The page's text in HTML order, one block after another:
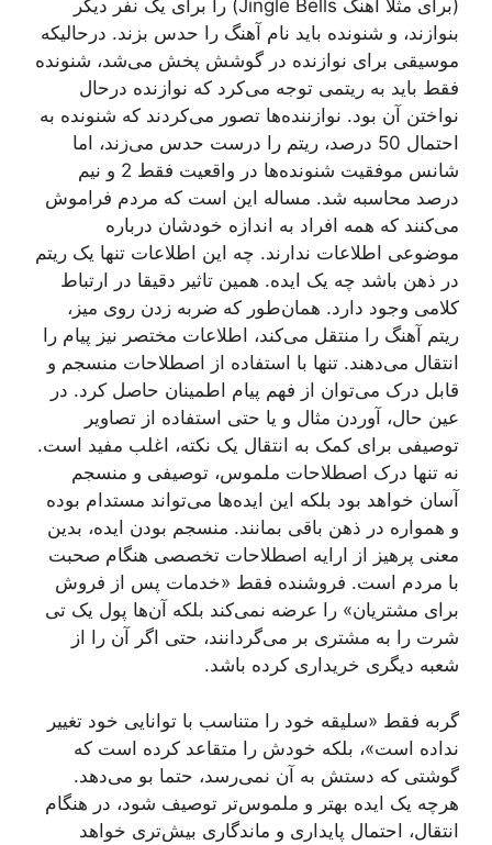
(برای مثلا آهنگ Jingle Bells) را برای یک نفر دیگر
بنوازند، و شنونده باید نام آهنگ را حدس بزند. درحالیکه
موسیقی برای نوازنده در گوشش پخش می‌شد، شنونده
فقط باید به ریتمی توجه می‌کرد که نوازنده درحال
نواختن آن بود. نوازننده‌ها تصور می‌کردند که شنونده به
احتمال 50 درصد، ریتم را درست حدس می‌زند، اما
شانس موفقیت شنونده‌ها در واقعیت فقط 2 و نیم
درصد محاسبه شد. مساله این است که مردم فراموش
می‌کنند که همه افراد به اندازه خودشان درباره
موضوعی اطلاعات ندارند. چه این اطلاعات تنها یک ریتم
در ذهن باشد چه یک ایده. همین تاثیر دقیقا در ارتباط
کلامی وجود دارد. همان‌طور که ضربه زدن روی میز،
ریتم آهنگ را منتقل می‌کند، اطلاعات مختصر نیز پیام را
انتقال می‌دهند. تنها با استفاده از اصطلاحات منسجم و
قابل درک می‌توان از فهم پیام اطمینان حاصل کرد. در
عین حال، آوردن مثال و یا حتی استفاده از تصاویر
توصیفی برای کمک به انتقال یک نکته، اغلب مفید است.
نه تنها درک اصطلاحات ملموس، توصیفی و منسجم
آسان خواهد بود بلکه این ایده‌ها می‌تواند مستدام بوده
و همواره در ذهن باقی بمانند. منسجم بودن ایده، بدین
معنی پرهیز از ارايه اصطلاحات تخصصی هنگام صحبت
با مردم است. فروشنده فقط «خدمات پس از فروش
برای مشتریان» را عرضه نمی‌کند بلکه آن‌ها پول یک تی
شرت را به مشتری بر می‌گردانند، حتی اگر آن را از
شعبه دیگری خریداری کرده باشد.
گربه فقط «سلیقه خود را متناسب با توانایی خود تغییر
نداده است»، بلکه خودش را متقاعد کرده است که
گوشتی که دستش به آن نمی‌رسد، حتما بو می‌دهد.
هرچه یک ایده بهتر و ملموس‌تر توصیف شود، در هنگام
انتقال، احتمال پایداری و ماندگاری بیش‌تری خواهد